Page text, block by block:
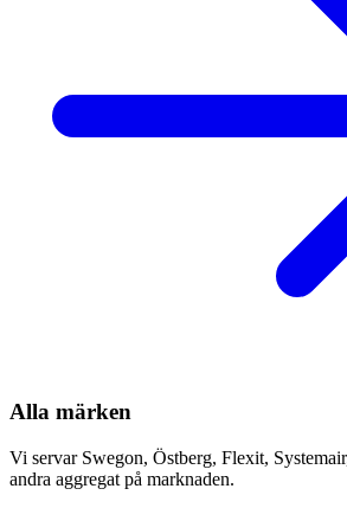
Alla märken
Vi servar Swegon, Östberg, Flexit,
andra aggregat på marknaden.